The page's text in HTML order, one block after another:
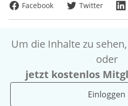
Facebook
Twitter
Um die Inhalte zu
oder
jetzt kostenlos
Einloggen